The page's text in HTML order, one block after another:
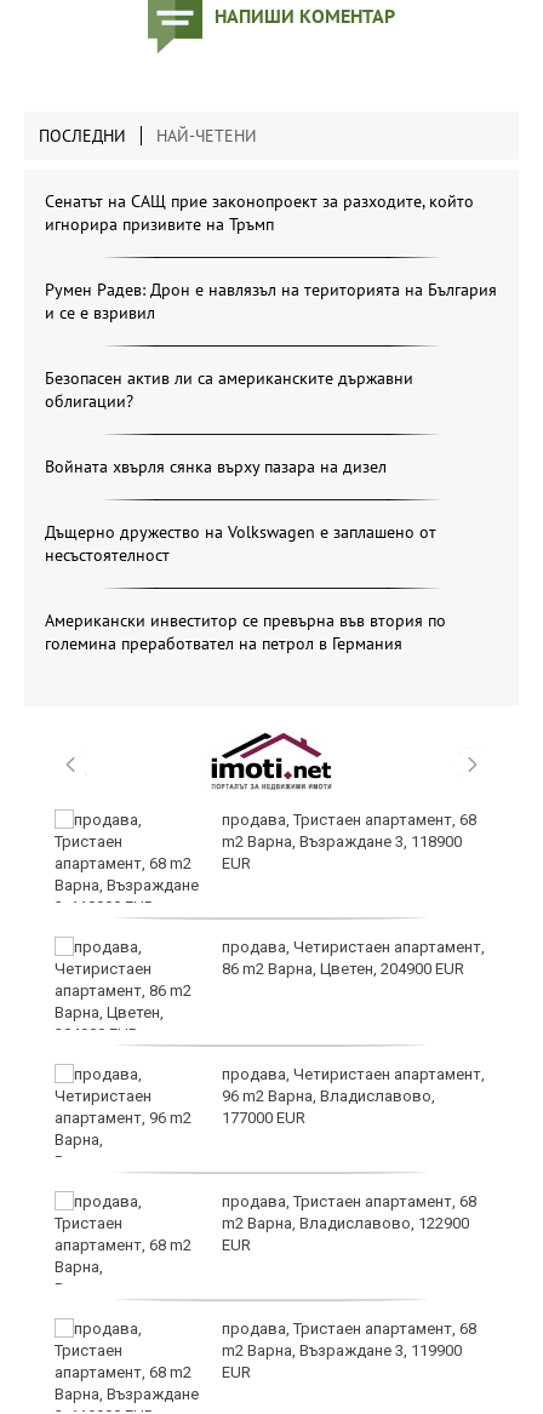
НАПИШИ КОМЕНТАР
ПОСЛЕДНИ НАЙ-ЧЕТЕНИ
Сенатът на САЩ прие законопроект за разходите, който
игнорира призивите на Тръмп
Румен Радев: Дрон е навлязъл на територията на България
и се е взривил
Безопасен актив ли са американските държавни
облигации?
Войната хвърля сянка върху пазара на дизел
Дъщерно дружество на Volkswagen е заплашено от
несъстоятелност
Американски инвеститор се превърна във втория по
големина преработвател на петрол в Германия
продава, Тристаен апартамент, 68
m2 Варна, Възраждане 3, 118900
EUR
продава, Четиристаен апартамент,
86 m2 Варна, Цветен, 204900 EUR
продава, Четиристаен апартамент,
96 m2 Варна, Владиславово,
177000 EUR
продава, Тристаен апартамент, 68
m2 Варна, Владиславово, 122900
EUR
продава, Тристаен апартамент, 68
m2 Варна, Възраждане 3, 119900
EUR